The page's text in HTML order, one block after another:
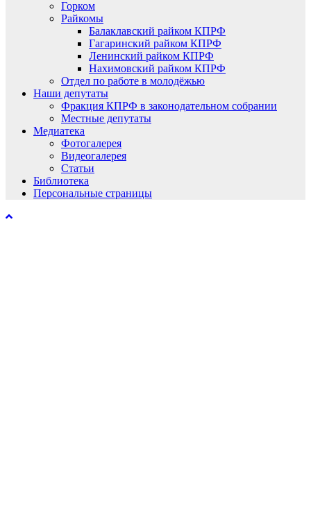
Горком
Райкомы
Балаклавский райком КПРФ
Гагаринский райком КПРФ
Ленинский райком КПРФ
Нахимовский райком КПРФ
Отдел по работе в молодёжью
Наши депутаты
Фракция КПРФ в законодательном собрании
Местные депутаты
Медиатека
Фотогалерея
Видеогалерея
Статьи
Библиотека
Персональные страницы